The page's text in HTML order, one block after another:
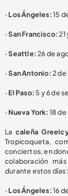
· Los Ángeles:15
· San Francisco:
· Seattle: 26 de
· San Antonio: 2
· El Paso: 5 y 6 de
· Nueva York: 18
La caleña
Tropicoqueta,
conciertos, en
colaboración
durante estos días:
· Los Ángeles:16